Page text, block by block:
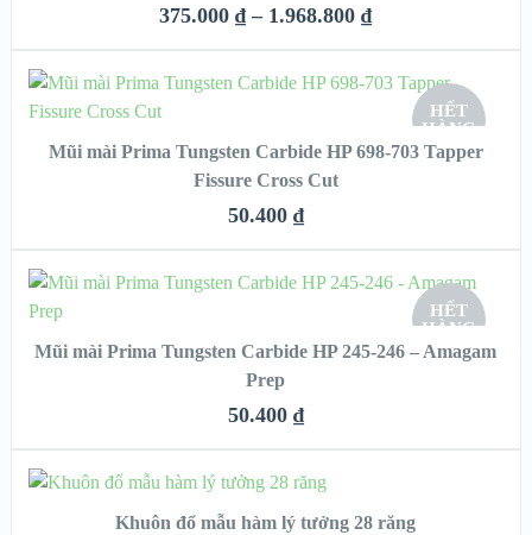
VIEW DETAILS
375.000₫ – 1.968.800₫
HẾT
HÀNG
QUICK LOOK
VIEW DETAILS
Mũi mài Prima Tungsten Carbide HP 698-703 Tapper
Fissure Cross Cut
50.400 ₫
HẾT
HÀNG
QUICK LOOK
VIEW DETAILS
Mũi mài Prima Tungsten Carbide HP 245-246 – Amagam
Prep
50.400 ₫
CHỌN
Khuôn đổ mẫu hàm lý tưởng 28 răng